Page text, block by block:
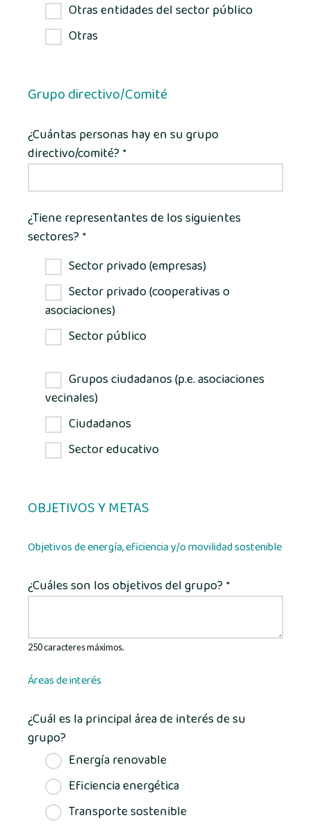
Otras entidades del sector público
Otras
Grupo directivo/Comité
¿Cuántas personas hay en su grupo
directivo/comité? *
¿Tiene representantes de los siguientes
sectores? *
Sector privado (empresas)
Sector privado (cooperativas o
asociaciones)
Sector público
Grupos ciudadanos (p.e. asociaciones
vecinales)
Ciudadanos
Sector educativo
OBJETIVOS Y METAS
Objetivos de energía, eficiencia y/o movilidad sostenible
¿Cuáles son los objetivos del grupo? *
250 caracteres máximos.
Áreas de interés
¿Cuál es la principal área de interés de su
grupo?
Energía renovable
Eficiencia energética
Transporte sostenible